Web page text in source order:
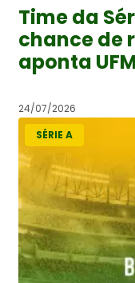
Time da
chance de
aponta
24/07/2026
SÉRIE A